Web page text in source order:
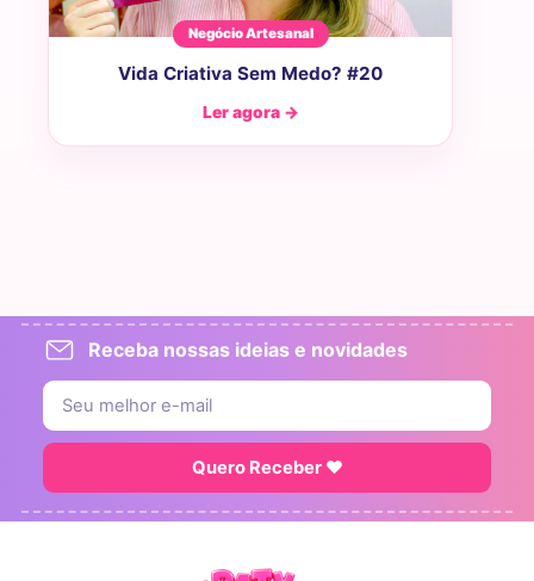
Negócio Artesanal
Vida Criativa Sem Medo? #20
Ler agora →
Receba nossas ideias e novidades
Quero Receber ♥